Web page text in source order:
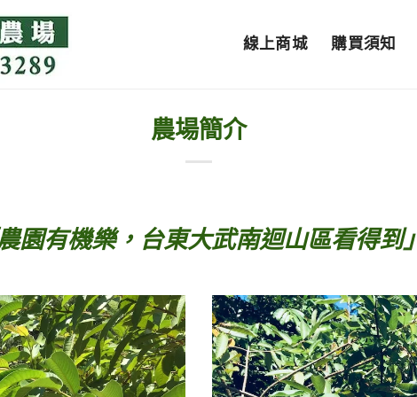
線上商城 購買須知
農場簡介
農園有機樂，台東大武南迴山區看得到」